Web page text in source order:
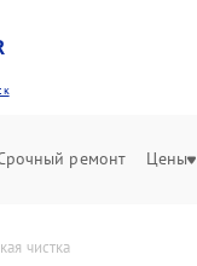
ремонт Цены
чистка